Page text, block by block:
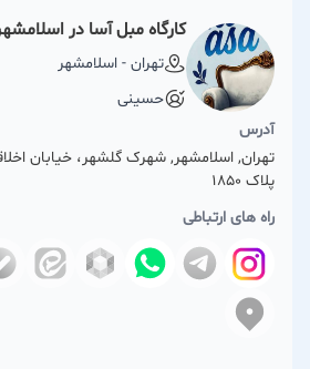
کارگاه مبل آسا در
تهران - اسلامشهر
حسینی
آدرس
تهران, اسلامشهر, شهرک گلشهر، خیابان
پلاک 1850
راه های ارتباطی